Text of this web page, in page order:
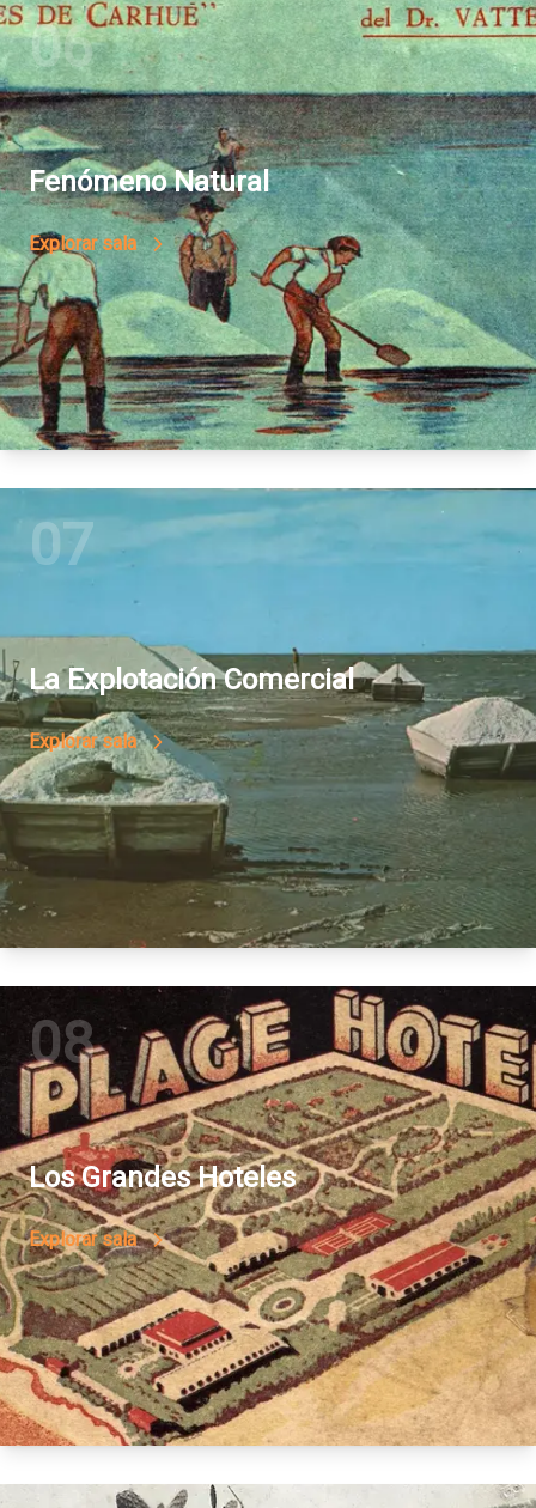
06
Fenómeno Natural
Explorar sala
07
La Explotación Comercial
Explorar sala
08
Los Grandes Hoteles
Explorar sala